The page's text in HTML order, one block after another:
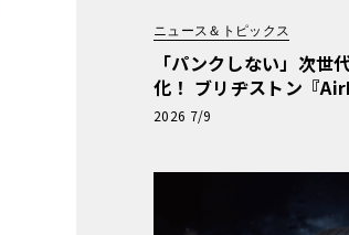
ニュース＆トピックス
「パンクしない」次世
化！ ブリヂストン『
ビリティで全国初の社会
2026 7/9